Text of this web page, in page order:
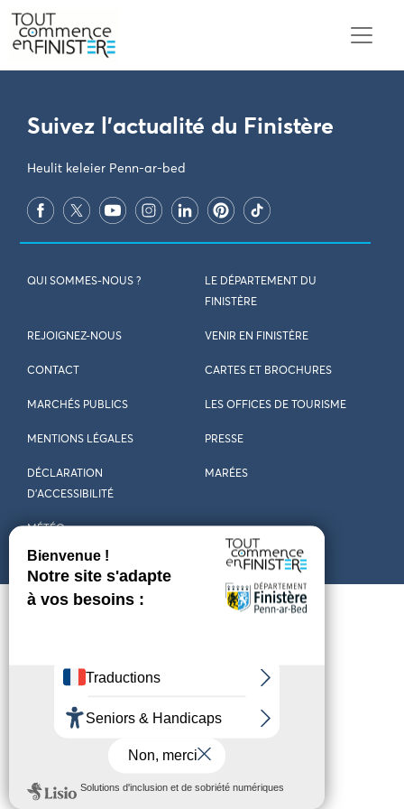
PARAMÈTRES DES COOKIES
Suivez l'actualité du Finistère
Heulit keleier Penn-ar-bed
QUI SOMMES-NOUS ?
LE DÉPARTEMENT DU
FINISTÈRE
REJOIGNEZ-NOUS VENIR EN FINISTÈRE
CONTACT CARTES ET BROCHURES
MARCHÉS PUBLICS LES OFFICES DE TOURISME
MENTIONS LÉGALES PRESSE
DÉCLARATION
D’ACCESSIBILITÉ
MARÉES
MÉTÉO